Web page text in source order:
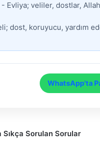
- Evliya; veliler, dostlar,
dost, koruyucu, yardım
WhatsApp'ta
Sıkça Sorulan Sorular